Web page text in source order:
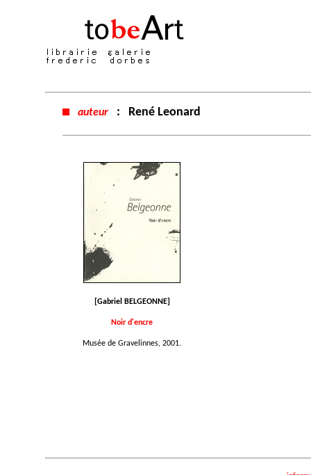
auteur : René Leonard
[Gabriel BELGEONNE]
Noir d'encre
Musée de Gravelinnes, 2001.